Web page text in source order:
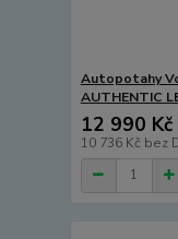
Autopotahy
AUTHENTIC
12 990 Kč
10 736 Kč bez